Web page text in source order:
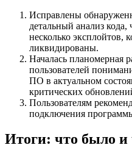
Исправлены
детальный анализ
несколько эксплойтов,
ликвидированы.
Началась планомерная
пользователей
ПО в актуальном
критических
Пользователям
подключения
Итоги: что было и